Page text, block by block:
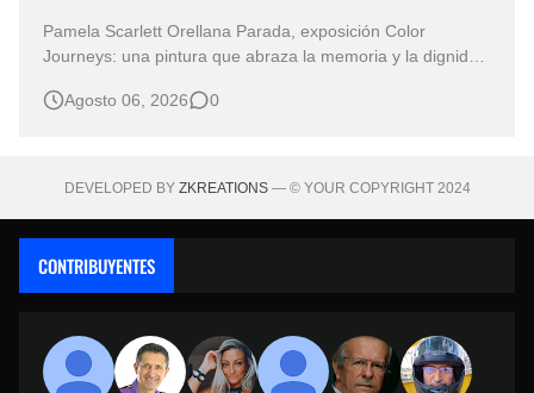
Pamela Scarlett Orellana Parada, exposición Color
Journeys: una pintura que abraza la memoria y la dignidad
obras no necesitan levantar la voz para permanecer en la
Agosto 06, 2026 0
DEVELOPED BY ZKREATIONS— © YOUR COPYRIGHT 2024
CONTRIBUYENTES